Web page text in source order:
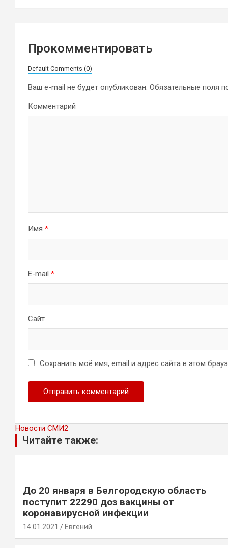
записям
Прокомментировать
Default Comments (0)
Ваш e-mail не будет опубликован. Обязательные поля
Комментарий
Имя *
E-mail *
Сайт
Сохранить моё имя, email и адрес сайта в этом
Новости СМИ2
Читайте также:
До 20 января в Белгородскую область
поступит 22290 доз вакцины от
коронавирусной инфекции
14.01.2021 Евгений